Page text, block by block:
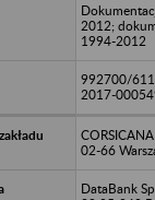
2012;
1994-2012
992700/
2017-
02-66
DataBank